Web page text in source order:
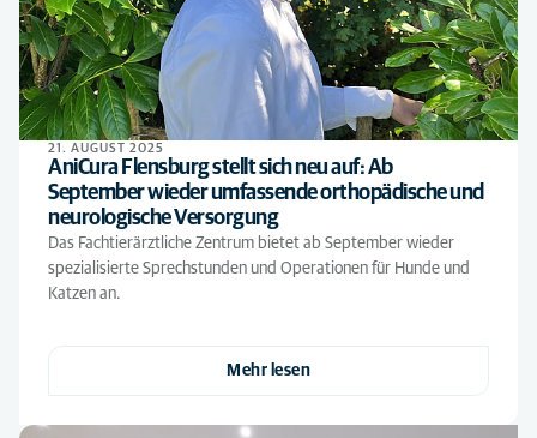
21. AUGUST 2025
AniCura Flensburg stellt sich neu auf: Ab
September wieder umfassende orthopädische und
neurologische Versorgung
Das Fachtierärztliche Zentrum bietet ab September wieder
spezialisierte Sprechstunden und Operationen für Hunde und
Katzen an.
Mehr lesen